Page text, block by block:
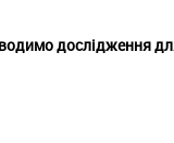
дослідження